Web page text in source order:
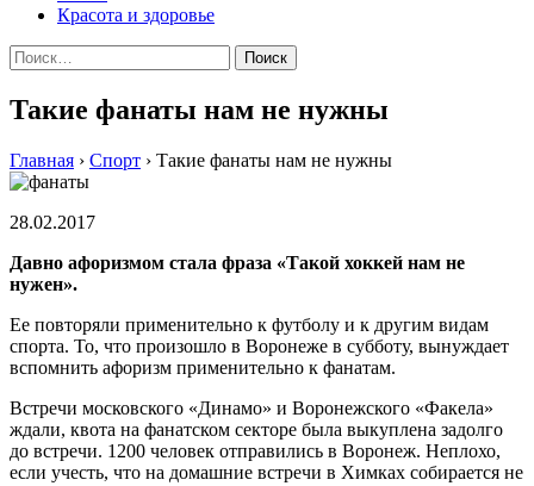
Красота и здоровье
Найти:
Такие фанаты нам не нужны
Главная › Спорт › Такие фанаты нам не нужны
28.02.2017
Давно афоризмом стала фраза «Такой хоккей нам не
нужен».
Ее повторяли применительно к футболу и к другим видам
спорта. То, что произошло в Воронеже в субботу, вынуждает
вспомнить афоризм применительно к фанатам.
Встречи московского «Динамо» и Воронежского «Факела»
ждали, квота на фанатском секторе была выкуплена задолго
до встречи. 1200 человек отправились в Воронеж. Неплохо,
если учесть, что на домашние встречи в Химках собирается не